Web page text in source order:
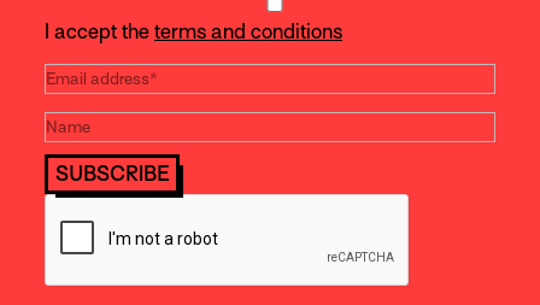
I accept the terms and conditions
SUBSCRIBE